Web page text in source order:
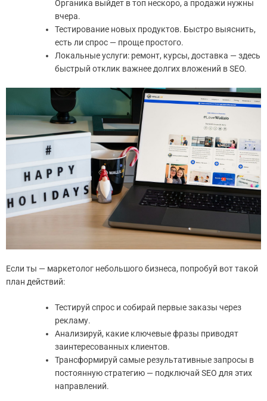
Органика выйдет в топ нескоро, а продажи нужны
вчера.
Тестирование новых продуктов. Быстро выяснить,
есть ли спрос — проще простого.
Локальные услуги: ремонт, курсы, доставка — здесь
быстрый отклик важнее долгих вложений в SEO.
Если ты — маркетолог небольшого бизнеса, попробуй вот такой
план действий:
Тестируй спрос и собирай первые заказы через
рекламу.
Анализируй, какие ключевые фразы приводят
заинтересованных клиентов.
Трансформируй самые результативные запросы в
постоянную стратегию — подключай SEO для этих
направлений.